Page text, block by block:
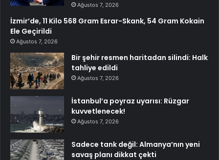
Ağustos 7, 2026
İzmir’de, 11 Kilo 568 Gram Esrar-Skank, 54 Gram Kokain
Ele Geçirildi
Ağustos 7, 2026
Bir şehir resmen haritadan silindi: Halk
tahliye edildi
Ağustos 7, 2026
İstanbul’a poyraz uyarısı: Rüzgar
kuvvetlenecek!
Ağustos 7, 2026
Sadece tank değil: Almanya’nın yeni
savaş planı dikkat çekti